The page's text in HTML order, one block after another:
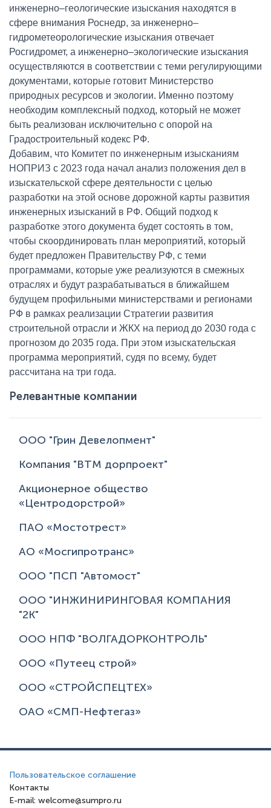
инженерно–геологические изыскания находятся в
сфере внимания Роснедр, за инженерно–
гидрометеорологические изыскания отвечает
Росгидромет, а инженерно–экологические изыскания
осуществляются в соответствии с теми регулирующими
документами, которые готовит Министерство
природных ресурсов и экологии. Именно поэтому
необходим комплексный подход, который не может
быть реализован исключительно с опорой на
Градостроительный кодекс РФ.
Добавим, что Комитет по инженерным изысканиям
НОПРИЗ с 2023 года начал анализ положения дел в
изыскательской сфере деятельности с целью
разработки на этой основе дорожной карты развития
инженерных изысканий в РФ. Общий подход к
разработке этого документа будет состоять в том,
чтобы скоординировать план мероприятий, который
будет предложен Правительству РФ, с теми
программами, которые уже реализуются в смежных
отраслях и будут разрабатываться в ближайшем
будущем профильными министерствами и регионами
РФ в рамках реализации Стратегии развития
строительной отрасли и ЖКХ на период до 2030 года с
прогнозом до 2035 года. При этом изыскательская
программа мероприятий, судя по всему, будет
рассчитана на три года.
Релевантные компании
ООО "Грин Девелопмент"
Компания "ВТМ дорпроект"
Акционерное общество
«Центродорстрой»
ПАО «Мостотрест»
АО «Мосгипротранс»
ООО "ПСП "Автомост"
ООО "ИНЖИНИРИНГОВАЯ КОМПАНИЯ
"2К"
ООО НПФ "ВОЛГАДОРКОНТРОЛЬ"
ООО «Путеец строй»
ООО «СТРОЙСПЕЦТЕХ»
ОАО «СМП-Нефтегаз»
Пользовательское соглашение
Контакты
E-mail: welcome@sumpro.ru